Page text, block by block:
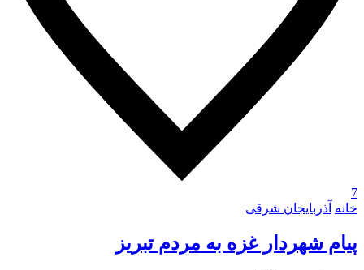
7
خانه آذربایجان شرقی
پیام شهردار غزه به مردم تبریز